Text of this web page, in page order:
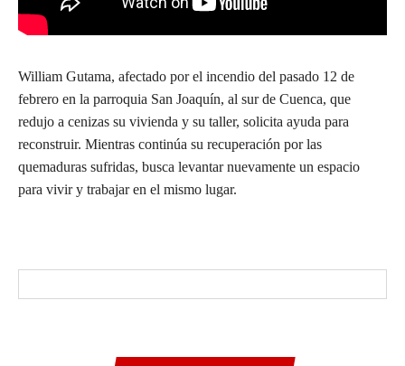
William Gutama, afectado por el incendio del pasado 12 de
febrero en la parroquia San Joaquín, al sur de Cuenca, que
redujo a cenizas su vivienda y su taller, solicita ayuda para
reconstruir. Mientras continúa su recuperación por las
quemaduras sufridas, busca levantar nuevamente un espacio
para vivir y trabajar en el mismo lugar.